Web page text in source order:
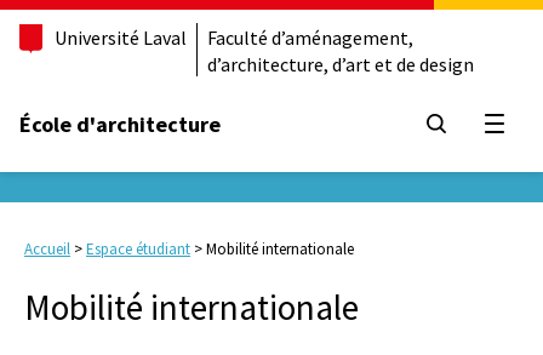
Université Laval
Faculté d’aménagement,
d’architecture, d’art et de design
École d'architecture
Accueil >Espace étudiant >Mobilité internationale
Mobilité internationale